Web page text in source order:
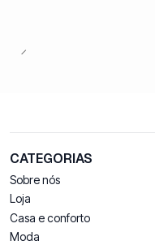
CATEGORIAS
Sobre nós
Loja
Casa e conforto
Moda